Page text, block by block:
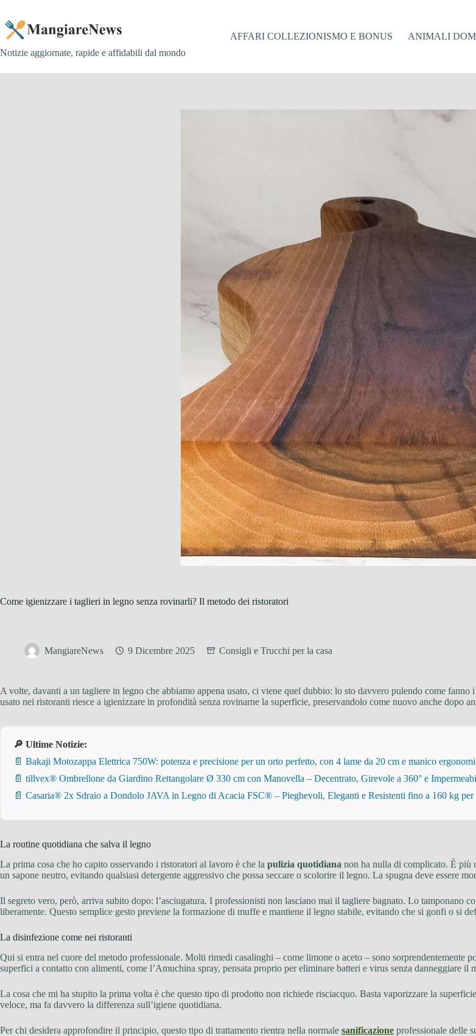
contenuto
Notizie aggiornate, rapide e affidabili dal mondo
AFFARI COLLEZIONISMO E BONUS ANIMALI
Come igienizzare i taglieri in legno senza rovinarli? Il metodo dei ristoratori
MangiareNews 9 Dicembre 2025 Consigli e Trucchi per la casa
A volte, davanti a un tagliere in legno che abbiamo appena usato, ci viene quel dubbio: lo sto davvero pulendo come
usato nei ristoranti riesce a igienizzare in profondità senza rovinarne la superficie, preservandolo come nuovo anche dopo
🔎 Ultime Notizie:
📄 Bakaji Motozappa Elettrica 750W: potenza e precisione per un orto perfetto, con 4 lame da 20 cm e manico
📄 tillvex® Ombrellone da Giardino Rettangolare Ø 330 cm con Manovella – Decentrato, Girevole a 360° e
📄 Casaria® 2x Sdraio a Dondolo JAVA in Legno di Acacia FSC® – Pieghevoli, Eleganti e Resistenti fino a 160 kg
La routine quotidiana che salva il legno
La prima cosa che ho capito osservando i ristoratori al lavoro è che la pulizia quotidiana non ha nulla di complicato. È più
un sapone neutro, evitando qualsiasi detergente aggressivo che possa seccare o scolorire il legno. La spugna deve essere
Il segreto vero, però, arriva subito dopo: l’asciugatura. I professionisti non lasciano mai il tagliere bagnato. Lo tamponano
liberamente. Questo semplice gesto previene la formazione di muffe e mantiene il legno stabile, evitando che si gonfi o si
La disinfezione come nei ristoranti
Qui si entra nel cuore del metodo professionale. Molti rimedi casalinghi – come limone o aceto – sono
superfici a contatto con alimenti, come l’Amuchina spray, pensata proprio per eliminare batteri e virus senza danneggiare il
La cosa che mi ha stupito la prima volta è che questo tipo di prodotto non richiede risciacquo. Basta vaporizzare la
veloce, ma fa davvero la differenza sull’igiene quotidiana.
Per chi desidera approfondire il principio, questo tipo di trattamento rientra nella normale sanificazione professionale delle